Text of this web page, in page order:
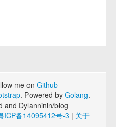
me on Github
. Powered by Golang.
and Dylanninin/blog
ICP备14095412号-3 | 关于